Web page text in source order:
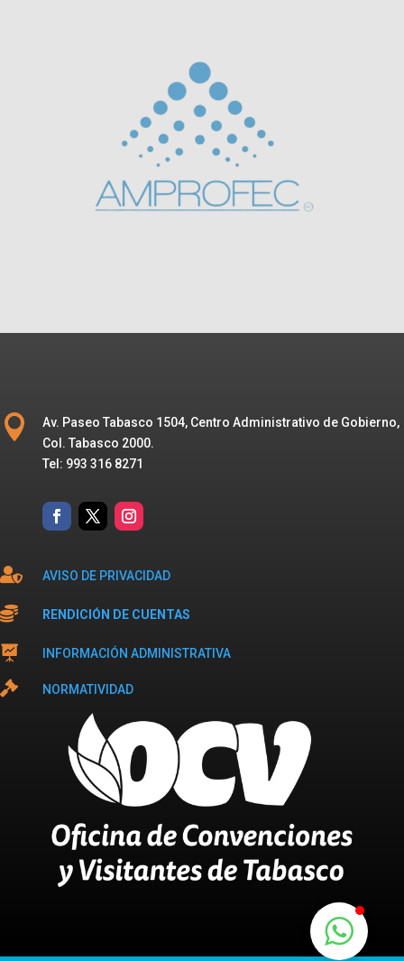

Av. Paseo Tabasco 1504, Centro Administrativo de Gobierno,
Col. Tabasco 2000.
Tel: 993 316 8271
 AVISO DE PRIVACIDAD
 RENDICIÓN DE CUENTAS
 INFORMACIÓN ADMINISTRATIVA
 NORMATIVIDAD